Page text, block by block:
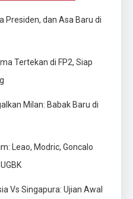
Presiden, dan Asa Baru di
Tertekan di FP2, Siap
Milan: Babak Baru di
Leao, Modric, Goncalo
Vs Singapura: Ujian Awal